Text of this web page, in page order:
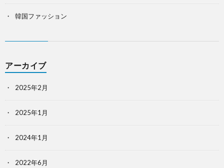
韓国ファッション
アーカイブ
2025年2月
2025年1月
2024年1月
2022年6月